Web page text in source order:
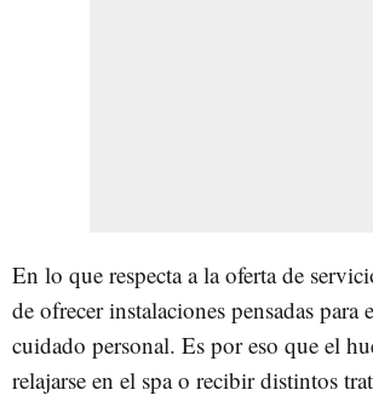
En lo que respecta a la oferta de
de ofrecer instalaciones pensadas para
cuidado personal. Es por eso que el
relajarse en el spa o recibir distintos